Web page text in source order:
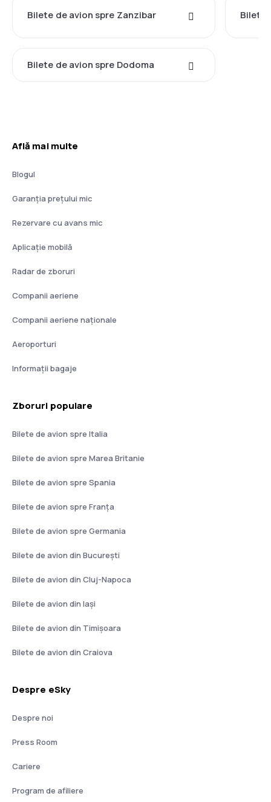
Bilete de avion spre Zanzibar Bilete
Bilete de avion spre Dodoma
Află mai multe
Blogul
Garanția prețului mic
Rezervare cu avans mic
Aplicație mobilă
Radar de zboruri
Companii aeriene
Companii aeriene naţionale
Aeroporturi
Informații bagaje
Zboruri populare
Bilete de avion spre Italia
Bilete de avion spre Marea Britanie
Bilete de avion spre Spania
Bilete de avion spre Franţa
Bilete de avion spre Germania
Bilete de avion din București
Bilete de avion din Cluj-Napoca
Bilete de avion din Iași
Bilete de avion din Timișoara
Bilete de avion din Craiova
Despre eSky
Despre noi
Press Room
Cariere
Program de afiliere